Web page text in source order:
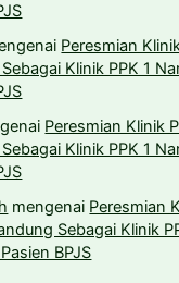
Peresmian
Klinik PPK 1
Peresmian Klinik
Klinik PPK 1
mengenai Peresmian
Sebagai Klinik
BPJS